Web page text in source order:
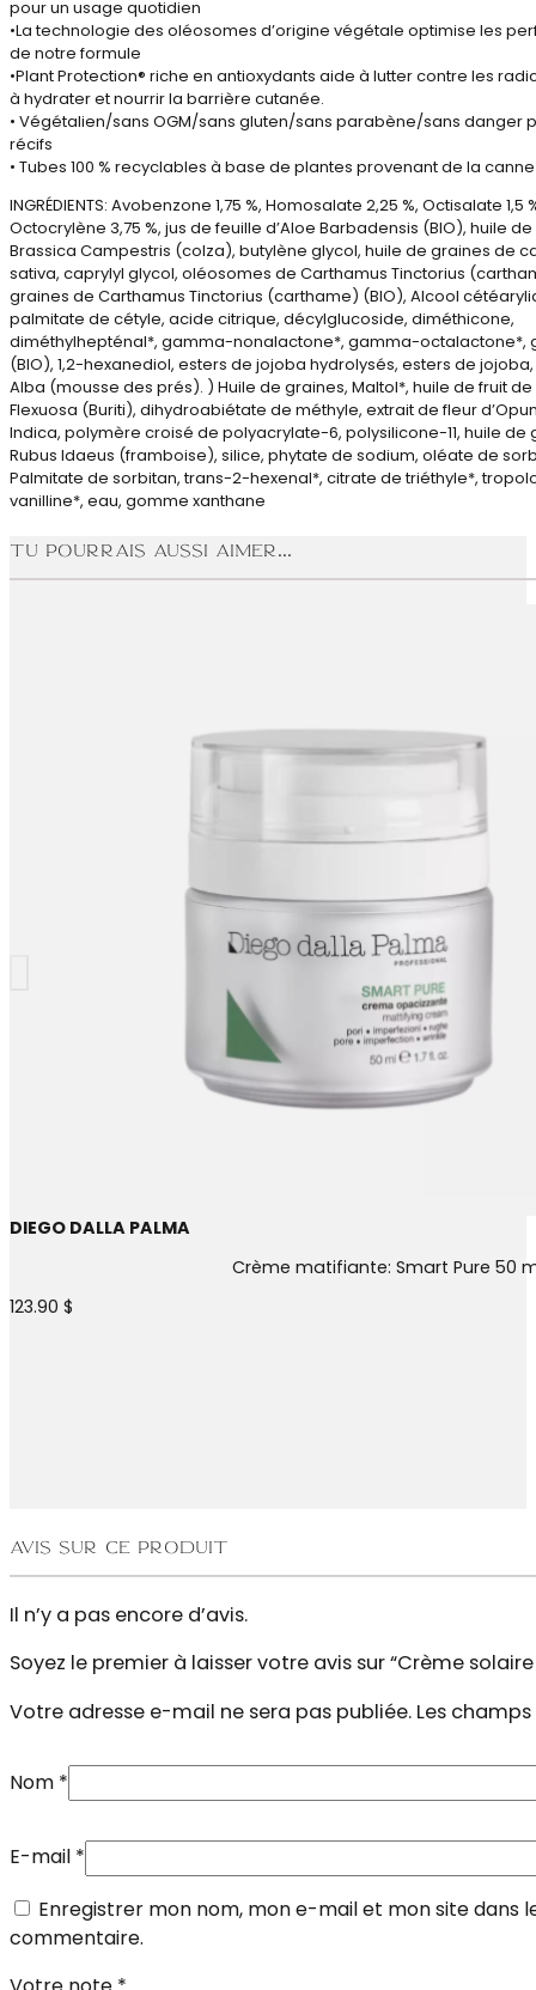
pour un usage quotidien
•La technologie des oléosomes d’origine végétale optimise les
de notre formule
•Plant Protection® riche en antioxydants aide à lutter contre les
à hydrater et nourrir la barrière cutanée.
• Végétalien/sans OGM/sans gluten/sans parabène/sans danger
récifs
• Tubes 100 % recyclables à base de plantes provenant de la
INGRÉDIENTS: Avobenzone 1,75 %, Homosalate 2,25 %, Octisalate 1,5
Octocrylène 3,75 %, jus de feuille d’Aloe Barbadensis (BIO), huile
Brassica Campestris (colza), butylène glycol, huile de graines de
sativa, caprylyl glycol, oléosomes de Carthamus Tinctorius
graines de Carthamus Tinctorius (carthame) (BIO), Alcool
palmitate de cétyle, acide citrique, décylglucoside, diméthicone,
diméthylhepténal*, gamma-nonalactone*, gamma-octalactone*,
(BIO), 1,2-hexanediol, esters de jojoba hydrolysés, esters de
Alba (mousse des prés). ) Huile de graines, Maltol*, huile de fruit
Flexuosa (Buriti), dihydroabiétate de méthyle, extrait de fleur
Indica, polymère croisé de polyacrylate-6, polysilicone-11, huile de
Rubus Idaeus (framboise), silice, phytate de sodium, oléate de
Palmitate de sorbitan, trans-2-hexenal*, citrate de triéthyle*,
vanilline*, eau, gomme xanthane
Tu pourrais aussi aimer...
DIEGO DALLA PALMA
Crème matifiante: Smart Pure 50
123.90 $
Avis sur ce produit
Il n’y a pas encore d’avis.
Soyez le premier à laisser votre avis sur “Crème solaire
Votre adresse e-mail ne sera pas publiée. Les
Nom *
E-mail *
Enregistrer mon nom, mon e-mail et mon site dans
commentaire.